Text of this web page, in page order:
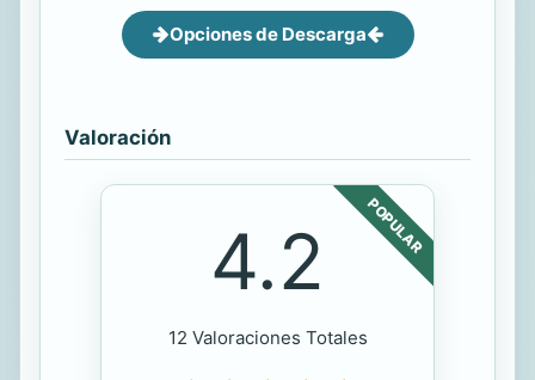
Opciones de Descarga
Valoración
POPULAR
4.2
12 Valoraciones Totales